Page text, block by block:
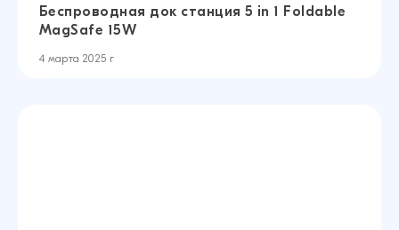
Беспроводная док станция 5 in 1 Foldable
MagSafe 15W
4 марта 2025 г